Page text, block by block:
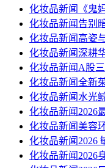
化妆品新闻
《鬼
化妆品新闻 告别
化妆品新闻 高姿
化妆品新闻深耕
化妆品新闻 A股
化妆品新闻全新
化妆品新闻 水光
化妆品新闻 2026
化妆品新闻美容
化妆品新闻 2026
化妆品新闻 2026